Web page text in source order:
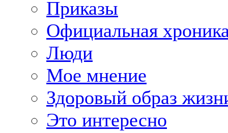
Приказы
Официальная
Люди
Мое мнение
Здоровый образ
Это интересно